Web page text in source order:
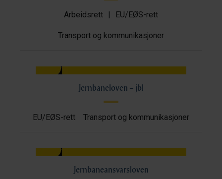
Arbeidsrett | EU/EØS-rett
Transport og kommunikasjoner
Jernbaneloven – jbl
EU/EØS-rett Transport og kommunikasjoner
Jernbaneansvarsloven